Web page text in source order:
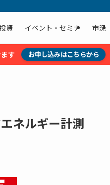
資 イベント・セミナ 市況
す お申し込みはこちらから
ネルギー計測